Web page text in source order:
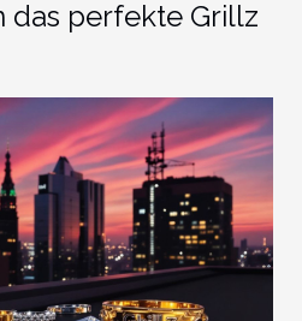
das perfekte Grillz